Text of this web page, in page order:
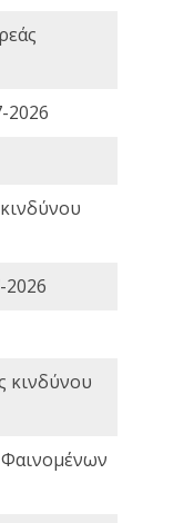
2026
2026
κινδύνου